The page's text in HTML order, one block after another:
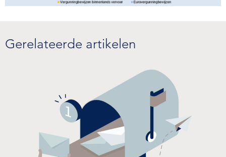
Gerelateerde artikelen